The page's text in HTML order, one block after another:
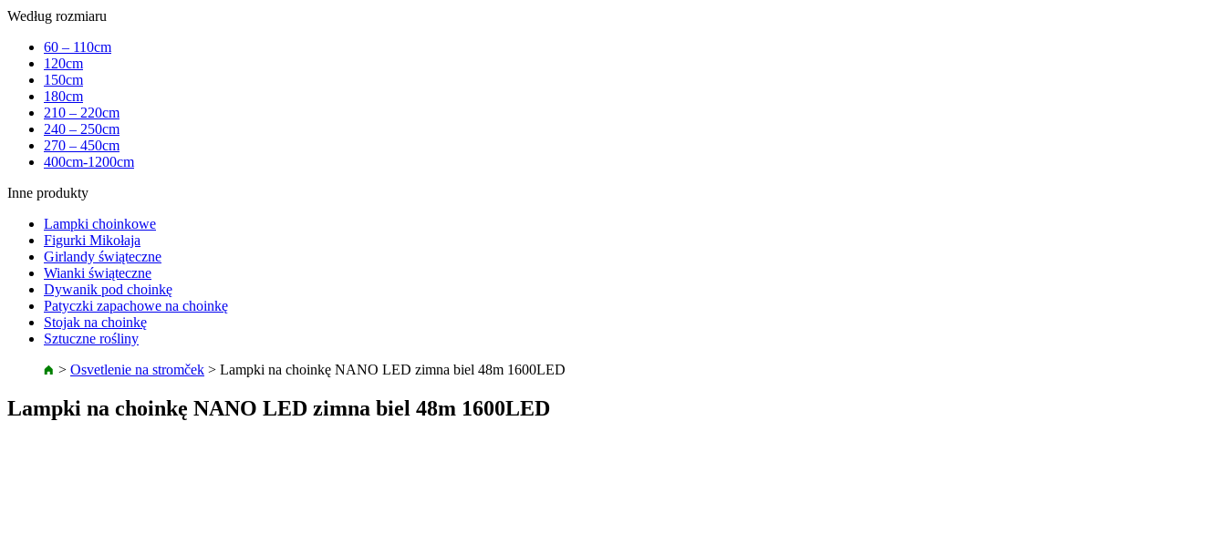
Według rozmiaru
60 – 110cm
120cm
150cm
180cm
210 – 220cm
240 – 250cm
270 – 450cm
400cm-1200cm
Inne produkty
Lampki choinkowe
Figurki Mikołaja
Girlandy świąteczne
Wianki świąteczne
Dywanik pod choinkę
Patyczki zapachowe na choinkę
Stojak na choinkę
Sztuczne rośliny
> Osvetlenie na stromček > Lampki na choinkę NANO LED zimna biel 48m 1600LED
Lampki na choinkę NANO LED zimna biel 48m 1600LED